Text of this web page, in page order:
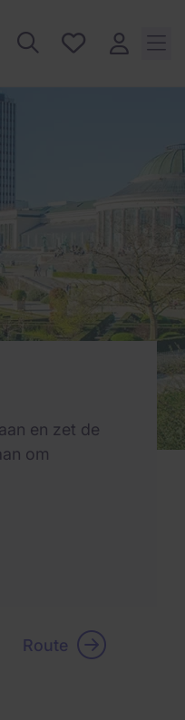
Favorieten,
en zet de
om
Route